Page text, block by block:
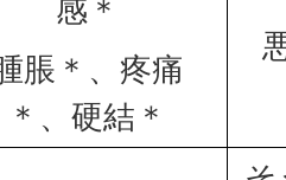
感＊
脹＊、疼痛
＊、硬結＊